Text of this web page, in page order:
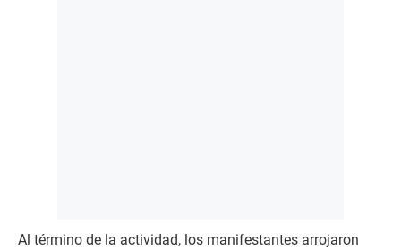
Al término de la actividad, los manifestantes arrojaron